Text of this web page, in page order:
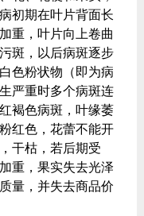
初期在叶片背面长
重，叶片向上卷曲
斑，以后病斑逐步
色粉状物（即为病
严重时多个病斑连
褐色病斑，叶缘萎
红色，花蕾不能开
干枯，若后期受
重，果实失去光泽
量，并失去商品价